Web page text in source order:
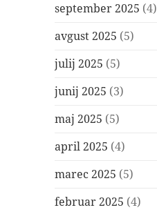
september 2025 (4)
avgust 2025 (5)
julij 2025 (5)
junij 2025 (3)
maj 2025 (5)
april 2025 (4)
marec 2025 (5)
februar 2025 (4)